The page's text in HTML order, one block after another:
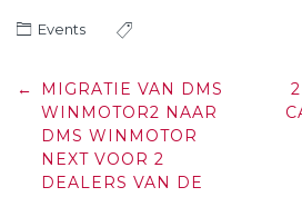
Events
Post
navigation
←
MIGRATIE VAN DMS
WINMOTOR2 NAAR
DMS WINMOTOR
NEXT VOOR 2
DEALERS VAN DE